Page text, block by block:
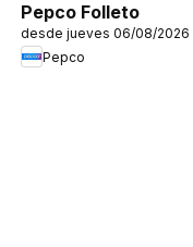
Pepco Folleto
desde jueves 06/08/2026
Pepco